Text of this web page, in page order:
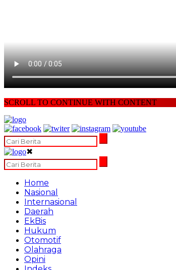
SCROLL TO CONTINUE WITH CONTENT
✖
Home
Nasional
Internasional
Daerah
EkBis
Hukum
Otomotif
Olahraga
Opini